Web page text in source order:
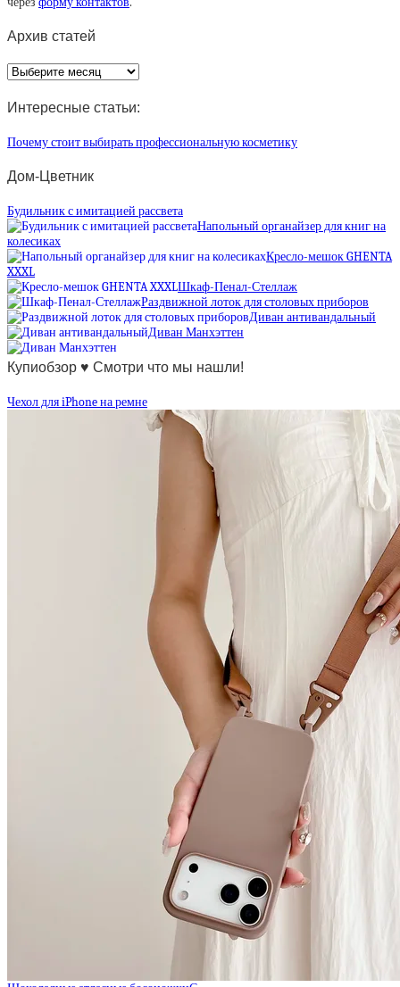
Архив статей
Архив
статей
Интересные статьи:
Почему стоит выбирать профессиональную косметику
Дом-Цветник
Будильник с имитацией рассвета
Напольный органайзер для книг на
колесиках
Кресло-мешок GHENTA
XXXL
Шкаф-Пенал-Стеллаж
Раздвижной лоток для столовых приборов
Диван антивандальный
Диван Манхэттен
Купиобзор ♥ Смотри что мы нашли!
Чехол для iPhone на ремне